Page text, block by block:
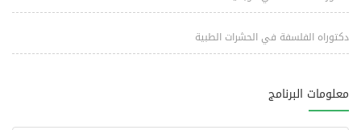
دكتوراه الفلسفة في الحشرات الطبية
معلومات البرنامج